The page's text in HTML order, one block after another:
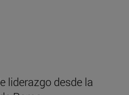
liderazgo desde la